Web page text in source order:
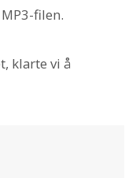
filen.
klarte vi å